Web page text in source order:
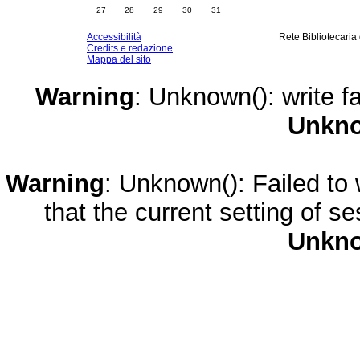
27
28 29 30 31
Accessibilità
Credits e redazione
Mappa del sito
Rete
Warning: Unknown(): write
Warning: Unknown(): Failed
that the current setting of